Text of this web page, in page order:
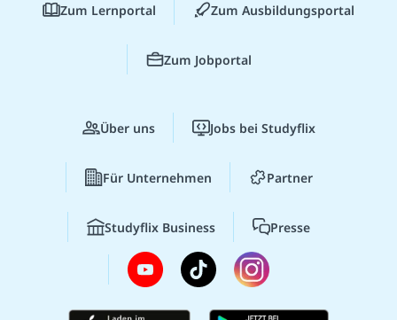
Zum Lernportal Zum Ausbildungsportal
Zum Jobportal
Über uns Jobs bei Studyflix
Für Unternehmen Partner
Studyflix Business Presse